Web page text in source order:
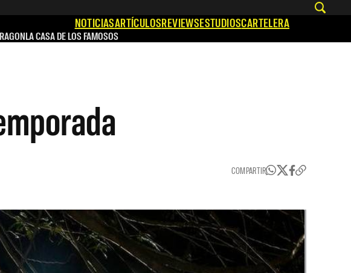
NOTICIASARTÍCULOSREVIEWSESTUDIOSCARTELERA
LA CASA DE LOS FAMOSOS
COMPARTIR